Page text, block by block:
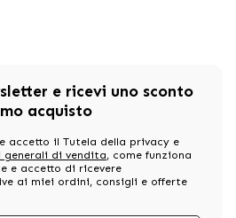
e ricevi uno sconto
acquisto
accetto il Tutela della privacy e
generali di vendita, come funziona
e accetto di ricevere
ai miei ordini, consigli e offerte